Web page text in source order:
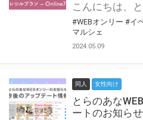
#WEBオンリー #イ
マルシェ
2024.05.09
同人 女性向け
とらのあな
ートのお知ら